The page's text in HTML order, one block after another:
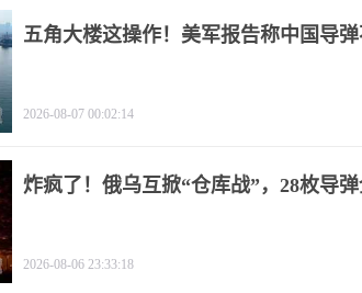
五角大楼这操作！美军报告称中国导
2026-08-07 00:02:14
炸疯了！俄乌互掀“仓库战”，28枚导
2026-08-06 23:33:18